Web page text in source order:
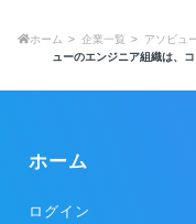
ホーム 企業一覧 アソビュ
ューのエンジニア組織は、
ホーム
ログイン